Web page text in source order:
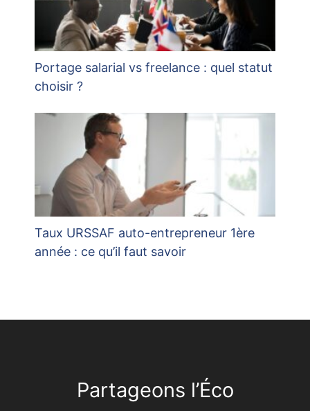
Portage salarial vs freelance : quel statut
choisir ?
Taux URSSAF auto-entrepreneur 1ère
année : ce qu’il faut savoir
Partageons l’Éco